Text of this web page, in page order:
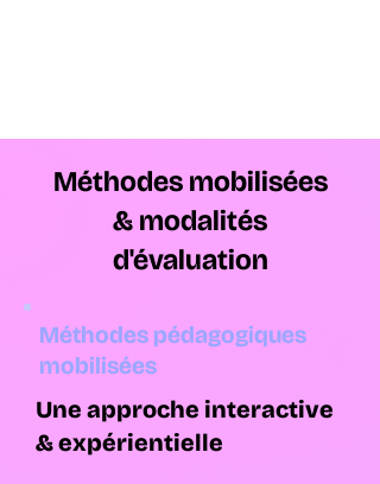
Méthodes mobilisées
& modalités
d'évaluation
Méthodes pédagogiques
mobilisées
Une approche interactive
& expérientielle